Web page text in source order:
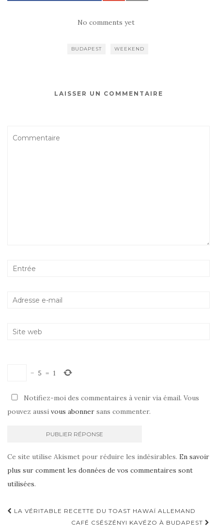
No comments yet
BUDAPEST WEEKEND
LAISSER UN COMMENTAIRE
− 5 = 1
Notifiez-moi des commentaires à venir via émail. Vous
pouvez aussi vous abonner sans commenter.
Ce site utilise Akismet pour réduire les indésirables. En savoir
plus sur comment les données de vos commentaires sont
utilisées.
LA VÉRITABLE RECETTE DU TOAST HAWAÏ ALLEMAND
CAFÉ CSÉSZÉNYI KAVÉZO À BUDAPEST